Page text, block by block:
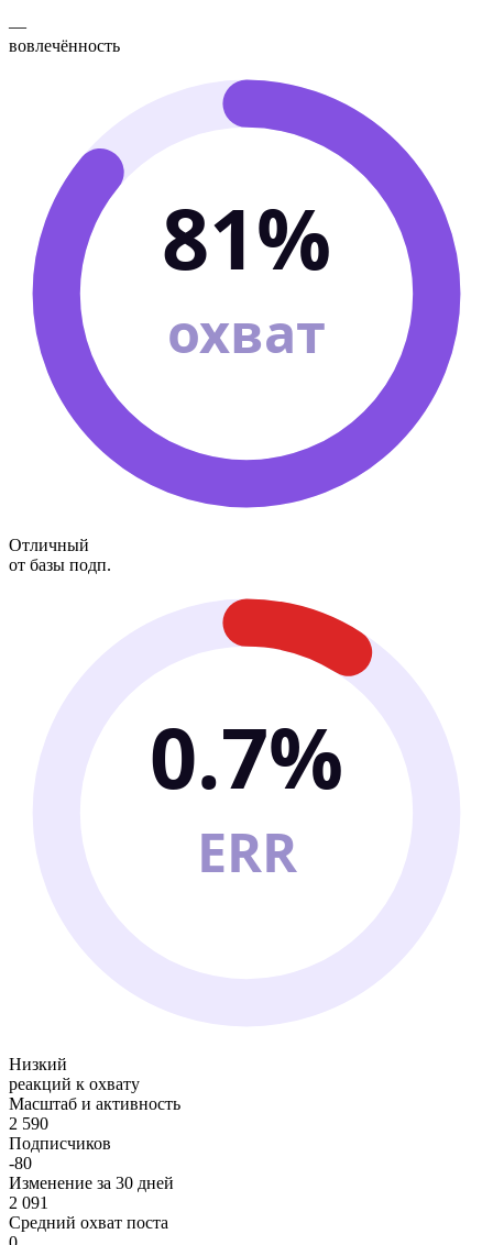
—
вовлечённость
81%
охват
Отличный
от базы подп.
0.7%
ERR
Низкий
реакций к охвату
Масштаб и активность
2 590
Подписчиков
-80
Изменение за 30 дней
2 091
Средний охват поста